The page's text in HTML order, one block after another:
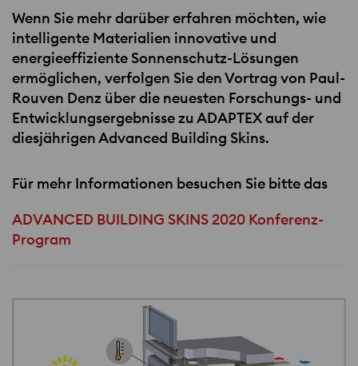
Wenn Sie mehr darüber erfahren möchten, wie
intelligente Materialien innovative und
energieeffiziente Sonnenschutz-Lösungen
ermöglichen, verfolgen Sie den Vortrag von Paul-
Rouven Denz über die neuesten Forschungs- und
Entwicklungsergebnisse zuADAPTEXauf der
diesjährigen Advanced Building Skins.
Für mehr Informationen besuchen Sie bitte das
ADVANCED BUILDING SKINS 2020 Konferenz-
Program